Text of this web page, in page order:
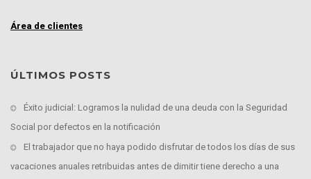
Área de clientes
ÚLTIMOS POSTS
Éxito judicial: Logramos la nulidad de una deuda con la Seguridad
Social por defectos en la notificación
El trabajador que no haya podido disfrutar de todos los días de sus
vacaciones anuales retribuidas antes de dimitir tiene derecho a una